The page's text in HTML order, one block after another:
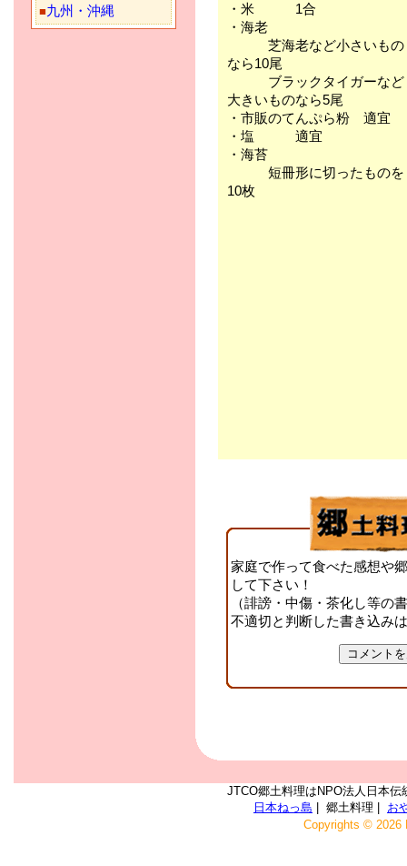
■九州・沖縄
・米 1合
・海老
芝海老など小さいもの
なら10尾
ブラックタイガーなど
大きいものなら5尾
・市販のてんぷら粉 適宜
・塩 適宜
・海苔
短冊形に切ったものを
10枚
家庭で作って食べた感想や
して下さい！
（誹謗・中傷・茶化し等の
不適切と判断した書き込み
JTCO郷土料理はNPO法人日本
日本ねっ島 | 郷土料理 | お
Copyrights © 2026